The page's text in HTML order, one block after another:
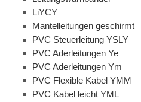
LiYCY
Mantelleitungen geschirmt
PVC Steuerleitung YSLY
PVC Aderleitungen Ye
PVC Aderleitungen Ym
PVC Flexible Kabel YMM
PVC Kabel leicht YML